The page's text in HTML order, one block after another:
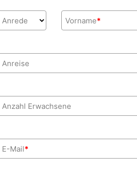
Anrede Vorname*
Anreise
Anzahl Erwachsene
E-Mail*